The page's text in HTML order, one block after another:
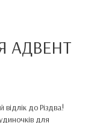
АДВЕНТ
відлік до Різдва!
для